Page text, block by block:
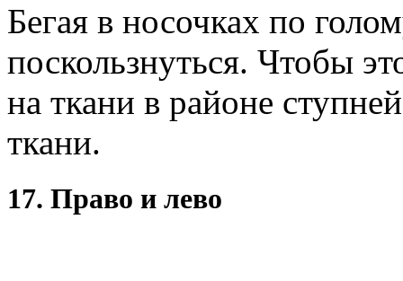
Бегая в носочках по
поскользнуться. Чтобы
на ткани в районе
ткани.
17. Право и лево